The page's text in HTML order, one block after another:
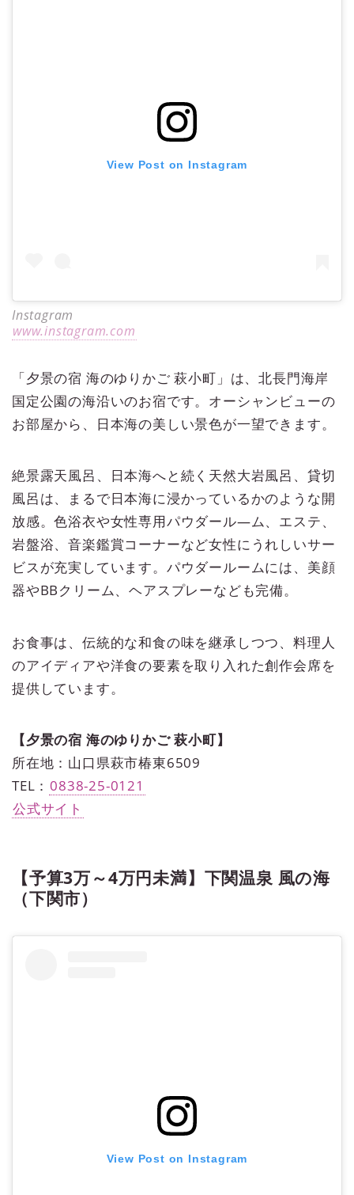
View Post on Instagram
Instagram
www.instagram.com
「夕景の宿 海のゆりかご 萩小町」は、北長門海岸
国定公園の海沿いのお宿です。オーシャンビューの
お部屋から、日本海の美しい景色が一望できます。
絶景露天風呂、日本海へと続く天然大岩風呂、貸切
風呂は、まるで日本海に浸かっているかのような開
放感。色浴衣や女性専用パウダール―ム、エステ、
岩盤浴、音楽鑑賞コーナーなど女性にうれしいサー
ビスが充実しています。パウダールームには、美顔
器やBBクリーム、ヘアスプレーなども完備。
お食事は、伝統的な和食の味を継承しつつ、料理人
のアイディアや洋食の要素を取り入れた創作会席を
提供しています。
【夕景の宿 海のゆりかご 萩小町】
所在地：山口県萩市椿東6509
TEL： 0838-25-0121
公式サイト
【予算3万～4万円未満】下関温泉 風の海
（下関市）
View Post on Instagram